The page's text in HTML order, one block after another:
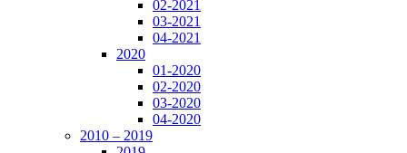
02-2021
03-2021
04-2021
2020
01-2020
02-2020
03-2020
04-2020
2010 – 2019